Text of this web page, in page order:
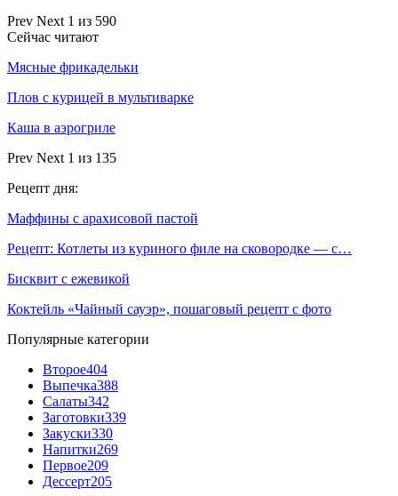
Prev Next 1 из 590
Сейчас читают
Мясные фрикадельки
Плов с курицей в мультиварке
Каша в аэрогриле
Prev Next 1 из 135
Рецепт дня:
Маффины с арахисовой пастой
Рецепт: Котлеты из куриного филе на сковородке — с…
Бисквит с ежевикой
Коктейль «Чайный сауэр», пошаговый рецепт с фото
Популярные категории
Второе404
Выпечка388
Салаты342
Заготовки339
Закуски330
Напитки269
Первое209
Дессерт205